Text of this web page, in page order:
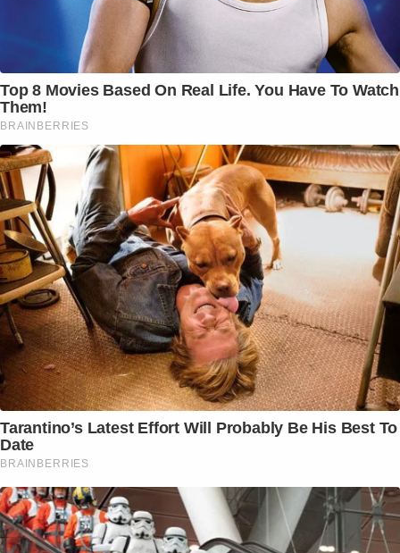
Top 8 Movies Based On Real Life. You Have To Watch
Them!
BRAINBERRIES
Tarantino’s Latest Effort Will Probably Be His Best To
Date
BRAINBERRIES